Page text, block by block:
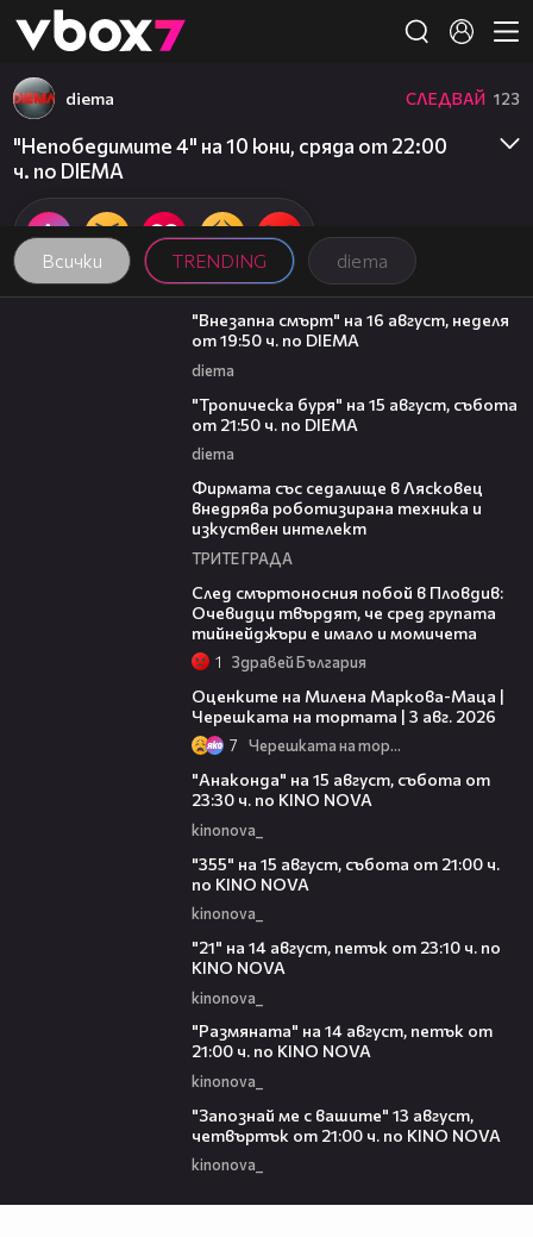
👾
Всички TRENDING diema
diema СЛЕДВАЙ 123
"Непобедимите 4" на 10 юни, сряда от 22:00
ч. по DIEMA
00:33
"Внезапна смърт" на 16 август, неделя
от 19:50 ч. по DIEMA
diema
"Тропическа буря" на 15 август, събота
от 21:50 ч. по DIEMA
diema
Фирмата със седалище в Лясковец
внедрява роботизирана техника и
изкуствен интелект
ТРИТЕ ГРАДА
След смъртоносния побой в Пловдив:
Очевидци твърдят, че сред групата
тийнейджъри е имало и момичета
1 Здравей България
Оценките на Милена Маркова-Маца |
Черешката на тортата | 3 авг. 2026
7 Черешката на тортата
"Анаконда" на 15 август, събота от
23:30 ч. по KINO NOVA
kinonova_
"355" на 15 август, събота от 21:00 ч.
по KINO NOVA
kinonova_
"21" на 14 август, петък от 23:10 ч. по
KINO NOVA
kinonova_
"Размянaта" на 14 август, петък от
21:00 ч. по KINO NOVA
kinonova_
"Запознай ме с вашите" 13 август,
четвъртък от 21:00 ч. по KINO NOVA
kinonova_